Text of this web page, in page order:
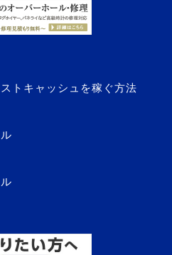
トキャッシュを稼ぐ方法